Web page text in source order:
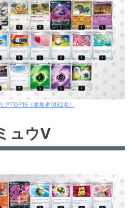
アTOP16［参加者1082名］
ュウV